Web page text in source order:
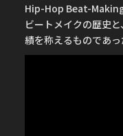
Hip-Hop Beat-
ビートメイクの歴史
績を称えるものであっ